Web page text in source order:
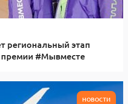
региональный этап
#Мывместе
НОВОСТИ